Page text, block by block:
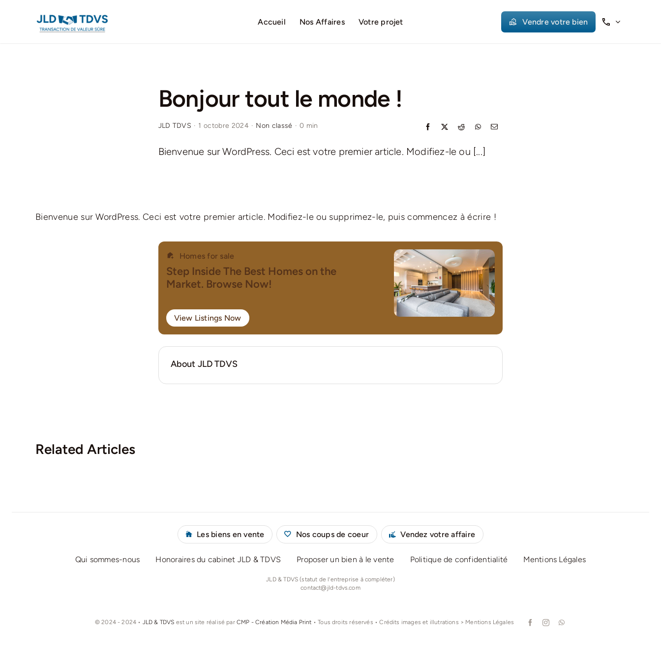
Accueil Nos Affaires Votre projet Vendre votre bien
Bonjour tout le monde !
JLD TDVS · 1 octobre 2024 · Non classé · 0 min
Bienvenue sur WordPress. Ceci est votre premier article. Modifiez-le ou [...]
Bienvenue sur WordPress. Ceci est votre premier article. Modifiez-le ou supprimez-le, puis commencez à écrire !
Homes for sale
Step Inside The Best Homes on the
Market. Browse Now!
View Listings Now
About JLD TDVS
Related Articles
Les biens en vente Nos coups de coeur Vendez votre affaire
Qui sommes-nous Honoraires du cabinet JLD & TDVS Proposer un bien à le vente Politique de confidentialité Mentions Légales
JLD & TDVS (statut de l’entreprise à compléter)
contact@jld-tdvs.com
© 2024 - 2024 • JLD & TDVS est un site réalisé par CMP - Création Média Print • Tous droits réservés • Crédits images et illutrations > Mentions Légales